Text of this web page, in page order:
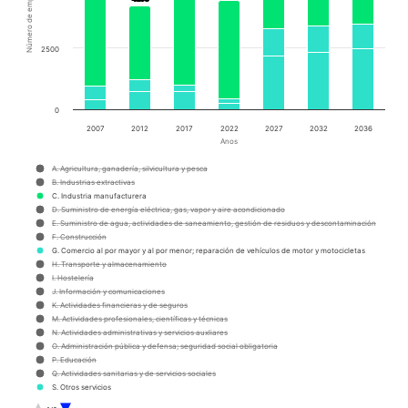
Anos
Número de empleos
A. Agricultura, ganadería, silvicultura y pesca
B. Industrias extractivas
C. Industria manufacturera
D. Suministro de energía eléctrica, gas, vapor y aire acondicionado
E. Suministro de agua, actividades de saneamiento, gestión de residuos y descontaminación
F. Construcción
G. Comercio al por mayor y al por menor; reparación de vehículos de motor y motocicletas
H. Transporte y almacenamiento
I. Hostelería
J. Información y comunicaciones
K. Actividades financieras y de seguros
M. Actividades profesionales, científicas y técnicas
N. Actividades administrativas y servicios auxliares
O. Administración pública y defensa; seguridad social obligatoria
P. Educación
Q. Actividades sanitarias y de servicios sociales
S. Otros servicios
T. Actividades de los hogares como empleadores de personal doméstico; actividades de los
2007 2012 2017 2022 2027 2032 2036
0
2500